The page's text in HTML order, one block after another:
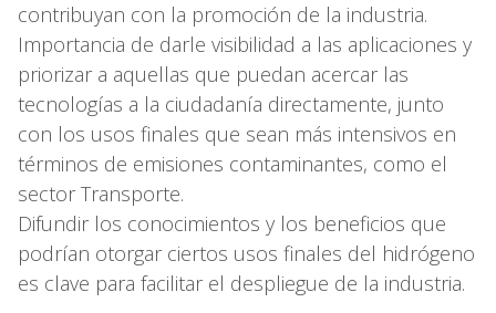
contribuyan con la promoción de la industria.
Importancia de darle visibilidad a las aplicaciones y
priorizar a aquellas que puedan acercar las
tecnologías a la ciudadanía directamente, junto
con los usos finales que sean más intensivos en
términos de emisiones contaminantes, como el
sector Transporte.
Difundir los conocimientos y los beneficios que
podrían otorgar ciertos usos finales del hidrógeno
es clave para facilitar el despliegue de la industria.